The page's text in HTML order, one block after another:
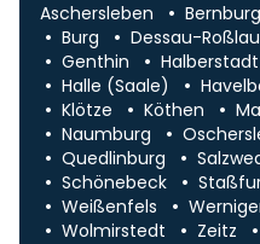
Aschersleben Bernburg
Burg
Dessau-Roßlau
Genthin
Halberstadt
Halle (Saale)
Klötze
Köthen
Naumburg
Quedlinburg
Schönebeck
Weißenfels
Wolmirstedt
Zeitz